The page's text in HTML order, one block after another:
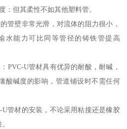
：但其柔性不如其他塑料管。
管壁非常光滑，对流体的阻力很小，
水能力可比同等管径的铸铁管提高
PVC-U管材具有优异的耐酸，耐碱，
酸碱度的影响，管道铺设时不需任何
管材的安装，不论采用粘接还是橡胶